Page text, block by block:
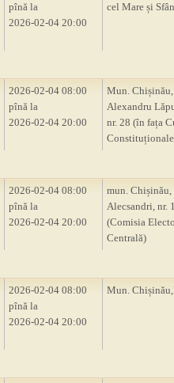
pînă la
2026-02-04 20:00
cel Mare și
2026-02-04 08:00
pînă la
2026-02-04 20:00
Mun. Chișinău,
Alexandru
nr. 28 (în fața
2026-02-04 08:00
pînă la
2026-02-04 20:00
mun. Chișinău,
Alecsandri, nr.
(Comisia
Centrală)
2026-02-04 08:00
pînă la
2026-02-04 20:00
Mun.